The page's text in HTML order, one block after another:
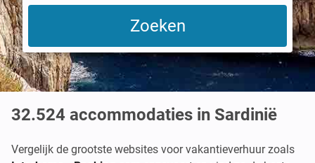
32.524 accommodaties in Sardinië
Vergelijk de grootste websites voor vakantieverhuur zoals